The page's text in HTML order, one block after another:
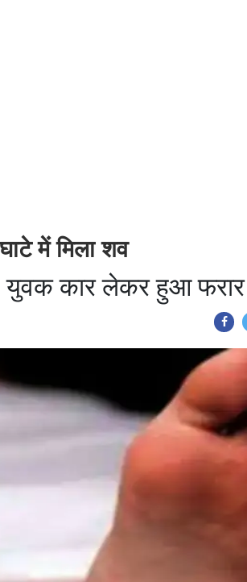
में मिला शव
युवक कार लेकर हुआ फरार